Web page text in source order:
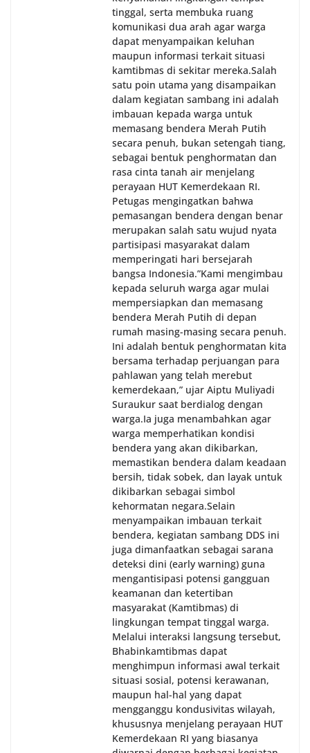
tinggal, serta membuka ruang
komunikasi dua arah agar warga
dapat menyampaikan keluhan
maupun informasi terkait situasi
kamtibmas di sekitar mereka.‎‎‎Salah
satu poin utama yang disampaikan
dalam kegiatan sambang ini adalah
imbauan kepada warga untuk
memasang bendera Merah Putih
secara penuh, bukan setengah tiang,
sebagai bentuk penghormatan dan
rasa cinta tanah air menjelang
perayaan HUT Kemerdekaan RI.
Petugas mengingatkan bahwa
pemasangan bendera dengan benar
merupakan salah satu wujud nyata
partisipasi masyarakat dalam
memperingati hari bersejarah
bangsa Indonesia.‎‎”Kami mengimbau
kepada seluruh warga agar mulai
mempersiapkan dan memasang
bendera Merah Putih di depan
rumah masing-masing secara penuh.
Ini adalah bentuk penghormatan kita
bersama terhadap perjuangan para
pahlawan yang telah merebut
kemerdekaan,” ujar Aiptu Muliyadi
Suraukur saat berdialog dengan
warga.‎‎Ia juga menambahkan agar
warga memperhatikan kondisi
bendera yang akan dikibarkan,
memastikan bendera dalam keadaan
bersih, tidak sobek, dan layak untuk
dikibarkan sebagai simbol
kehormatan negara.‎‎‎Selain
menyampaikan imbauan terkait
bendera, kegiatan sambang DDS ini
juga dimanfaatkan sebagai sarana
deteksi dini (early warning) guna
mengantisipasi potensi gangguan
keamanan dan ketertiban
masyarakat (Kamtibmas) di
lingkungan tempat tinggal warga.
Melalui interaksi langsung tersebut,
Bhabinkamtibmas dapat
menghimpun informasi awal terkait
situasi sosial, potensi kerawanan,
maupun hal-hal yang dapat
mengganggu kondusivitas wilayah,
khususnya menjelang perayaan HUT
Kemerdekaan RI yang biasanya